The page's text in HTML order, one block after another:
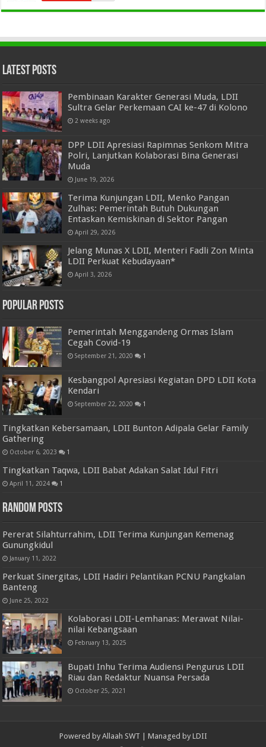
Latest Posts
Pembinaan Karakter Generasi Muda, LDII
Sultra Gelar Perkemaan CAI ke-47 di Kolono
2 weeks ago
DPP LDII Apresiasi Rapimnas Senkom Mitra
Polri, Lanjutkan Kolaborasi Bina Generasi
Muda
June 19, 2026
Terima Kunjungan LDII, Menko Pangan
Zulhas: Pemerintah Butuh Dukungan
Entaskan Kemiskinan di Sektor Pangan
April 29, 2026
Jelang Munas X LDII, Menteri Fadli Zon Minta
LDII Perkuat Kebudayaan*
April 3, 2026
Popular Posts
Pemerintah Menggandeng Ormas Islam
Cegah Covid-19
September 21, 2020 1
Kesbangpol Apresiasi Kegiatan DPD LDII Kota
Kendari
September 22, 2020 1
Tingkatkan Kebersamaan, LDII Bunton Adipala Gelar Family
Gathering
October 6, 2023 1
Tingkatkan Taqwa, LDII Babat Adakan Salat Idul Fitri
April 11, 2024 1
Random Posts
Pererat Silahturrahim, LDII Terima Kunjungan Kemenag
Gunungkidul
January 11, 2022
Perkuat Sinergitas, LDII Hadiri Pelantikan PCNU Pangkalan
Banteng
June 25, 2022
Kolaborasi LDII-Lemhanas: Merawat Nilai-
nilai Kebangsaan
February 13, 2025
Bupati Inhu Terima Audiensi Pengurus LDII
Riau dan Redaktur Nuansa Persada
October 25, 2021
Powered by Allaah SWT | Managed by LDII